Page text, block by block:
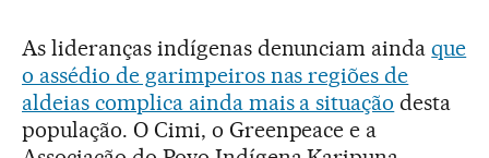
As lideranças indígenas denunciam aindaque
o assédio de garimpeiros nas regiões de
aldeias complica ainda mais a situação desta
população. O Cimi, o Greenpeace e a